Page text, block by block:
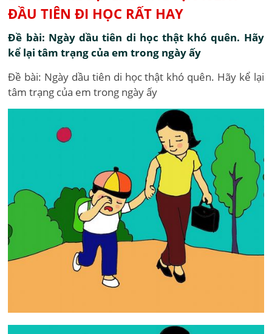
ĐẦU TIÊN ĐI HỌC RẤT HAY
Đề bài: Ngày dầu tiên di học thật khó quên. Hãy
kể lại tâm trạng của em trong ngày ấy
Đề bài: Ngày dầu tiên di học thật khó quên. Hãy kể lại
tâm trạng của em trong ngày ấy